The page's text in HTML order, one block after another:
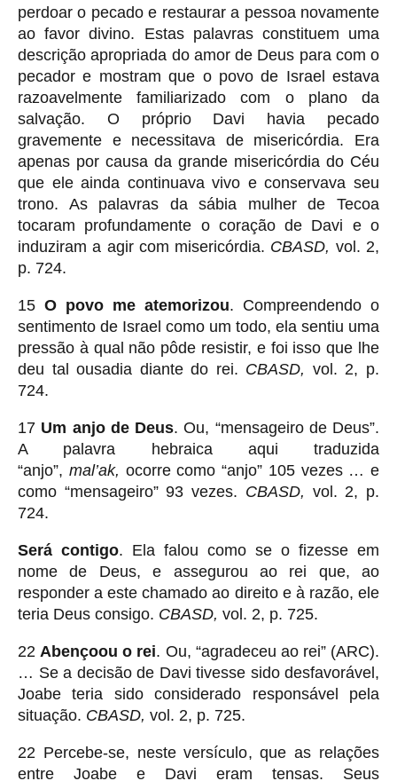
perdoar o pecado e restaurar a pessoa novamente
ao favor divino. Estas palavras constituem uma
descrição apropriada do amor de Deus para com o
pecador e mostram que o povo de Israel estava
razoavelmente familiarizado com o plano da
salvação. O próprio Davi havia pecado
gravemente e necessitava de misericórdia. Era
apenas por causa da grande misericórdia do Céu
que ele ainda continuava vivo e conservava seu
trono. As palavras da sábia mulher de Tecoa
tocaram profundamente o coração de Davi e o
induziram a agir com misericórdia. CBASD, vol. 2,
p. 724.
15 O povo me atemorizou. Compreendendo o
sentimento de Israel como um todo, ela sentiu uma
pressão à qual não pôde resistir, e foi isso que lhe
deu tal ousadia diante do rei. CBASD, vol. 2, p.
724.
17 Um anjo de Deus. Ou, “mensageiro de Deus”.
A palavra hebraica aqui traduzida
“anjo”, mal’ak, ocorre como “anjo” 105 vezes … e
como “mensageiro” 93 vezes. CBASD, vol. 2, p.
724.
Será contigo. Ela falou como se o fizesse em
nome de Deus, e assegurou ao rei que, ao
responder a este chamado ao direito e à razão, ele
teria Deus consigo. CBASD, vol. 2, p. 725.
22Abençoou o rei. Ou, “agradeceu ao rei” (ARC).
… Se a decisão de Davi tivesse sido desfavorável,
Joabe teria sido considerado responsável pela
situação. CBASD, vol. 2, p. 725.
22 Percebe-se, neste versículo, que as relações
entre Joabe e Davi eram tensas. Seus